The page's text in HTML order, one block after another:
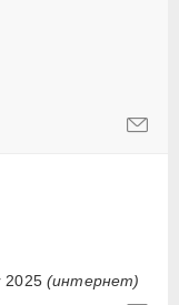
2025(интернет)